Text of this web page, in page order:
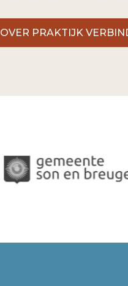
OVER PRAKTIJK